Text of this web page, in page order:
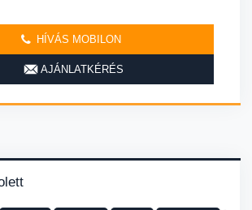
HÍVÁS MOBILON
AJÁNLATKÉRÉS